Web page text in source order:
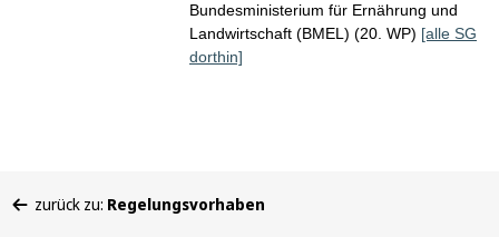
Bundesministerium für Ernährung und
Landwirtschaft (BMEL) (20. WP) [alle SG
dorthin]
befinden
zurück zu: Regelungsvorhaben